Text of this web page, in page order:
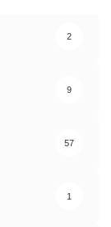
2
9
57
1